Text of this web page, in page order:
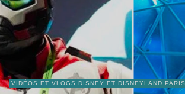
VIDÉOS ET VLOGS DISNEY ET DISNEYLAND PARIS